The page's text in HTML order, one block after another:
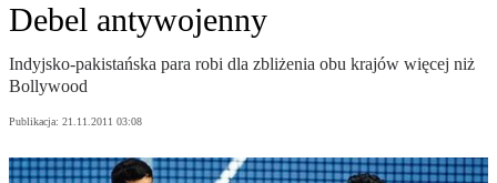
Debel antywojenny
Indyjsko-pakistańska para robi dla zbliżenia obu krajów więcej niż
Bollywood
Publikacja: 21.11.2011 03:08